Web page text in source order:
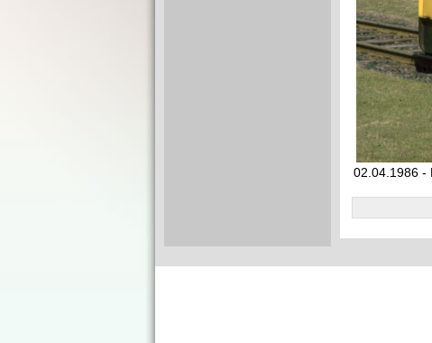
02.04.1986 -